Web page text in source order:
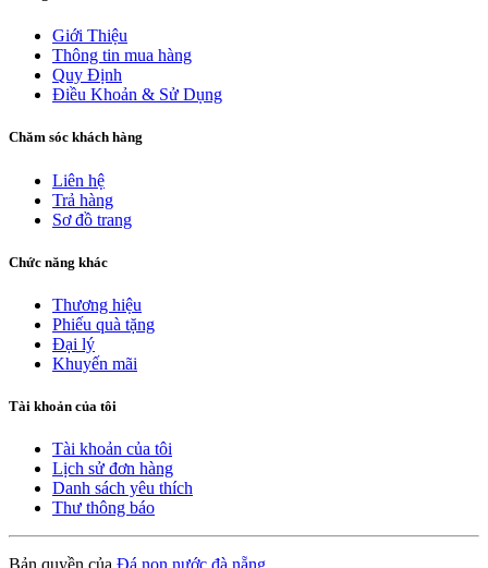
Giới Thiệu
Thông tin mua hàng
Quy Định
Điều Khoản & Sử Dụng
Chăm sóc khách hàng
Liên hệ
Trả hàng
Sơ đồ trang
Chức năng khác
Thương hiệu
Phiếu quà tặng
Đại lý
Khuyến mãi
Tài khoản của tôi
Tài khoản của tôi
Lịch sử đơn hàng
Danh sách yêu thích
Thư thông báo